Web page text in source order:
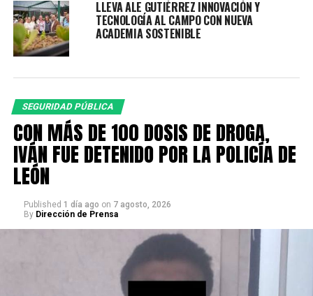
Posteriormente, oficiales lograron la detención de otros
dos hombres involucrados en los hechos.
agresor.
En la intervención se aseguró:
• Un arma de fuego calibre .40 mm
• Un arma de fuego de fabricación artesanal calibre .22
mm
• 111 envoltorios de cristal
• 12 dosis de piedra base
Los detenidos fueron identificados como Christian Gael
“N” y Mario Alberto “N”.
LLEVA ALE GUTIÉRREZ INNOVACIÓN Y
TECNOLOGÍA AL CAMPO CON NUEVA
ACADEMIA SOSTENIBLE
SEGURIDAD PÚBLICA
CON MÁS DE 100 DOSIS DE DROGA,
IVÁN FUE DETENIDO POR LA POLICÍA DE
LEÓN
Published 1 día ago on 7 agosto, 2026
By Dirección de Prensa